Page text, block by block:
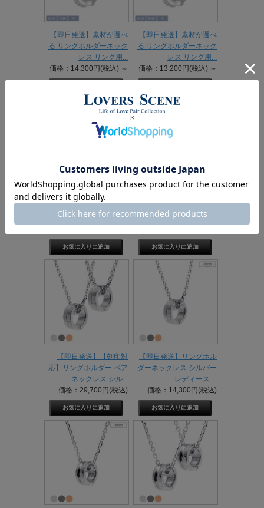
【即日発送】素材が選べ
る リングホルダーネック
レス リング用...
価格：14,300円(税込) ～
【即日発送】素材が選べ
る リングホルダーネック
レス リング用...
価格：13,200円(税込) ～
【即日発送】素材が選べ
レス ペンダン...
メンズ 刻印...
【即日発送】【刻印対
応】リングホルダー ペア
ネックレス シル...
価格：29,700円(税込)
【即日発送】リングホル
ダーネックレス シルバー
レディース ...
価格：14,300円(税込)